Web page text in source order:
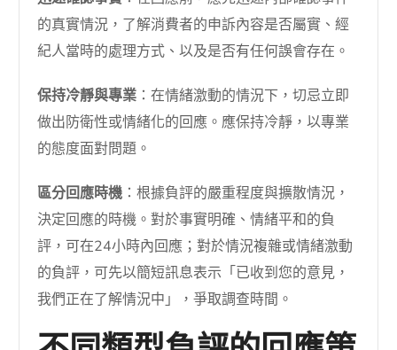
的真實情況，了解消費者的申訴內容是否屬實、經
紀人當時的處理方式、以及是否有任何誤會存在。
保持冷靜與專業 ：在情緒激動的情況下，切忌立即
做出防衛性或情緒化的回應。應保持冷靜，以專業
的態度面對問題。
區分回應時機 ：根據負評的嚴重程度與擴散情況，
決定回應的時機。對於事實明確、情緒平和的負
評，可在24小時內回應；對於情況複雜或情緒激動
的負評，可先以簡短訊息表示「已收到您的意見，
我們正在了解情況中」，爭取調查時間。